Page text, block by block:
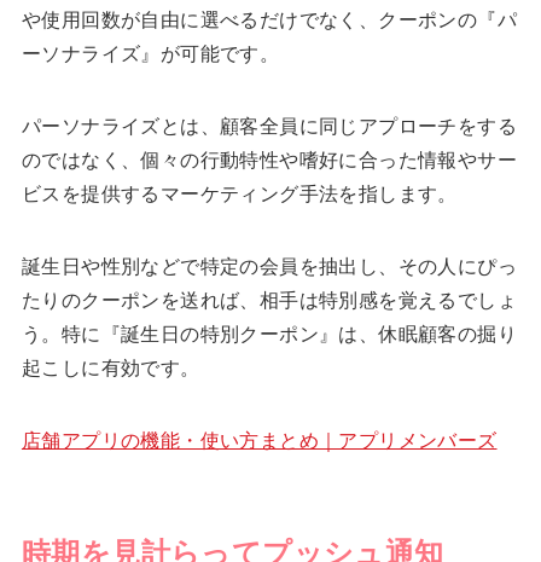
や使用回数が自由に選べるだけでなく、クーポンの『パ
ーソナライズ』が可能です。
パーソナライズとは、顧客全員に同じアプローチをする
のではなく、個々の行動特性や嗜好に合った情報やサー
ビスを提供するマーケティング手法を指します。
誕生日や性別などで特定の会員を抽出し、その人にぴっ
たりのクーポンを送れば、相手は特別感を覚えるでしょ
う。特に『誕生日の特別クーポン』は、休眠顧客の掘り
起こしに有効です。
店舗アプリの機能・使い方まとめ｜アプリメンバーズ
時期を見計らってプッシュ通知